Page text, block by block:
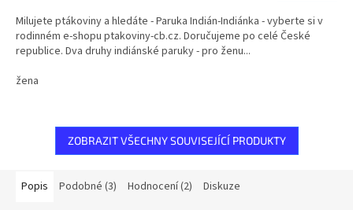
z
5
hvězdiček.
Milujete ptákoviny a hledáte - Paruka Indián-Indiánka - vyberte si v
rodinném e-shopu ptakoviny-cb.cz. Doručujeme po celé České
republice. Dva druhy indiánské paruky - pro ženu...
žena
ZOBRAZIT VŠECHNY SOUVISEJÍCÍ PRODUKTY
Popis Podobné (3) Hodnocení (2) Diskuze